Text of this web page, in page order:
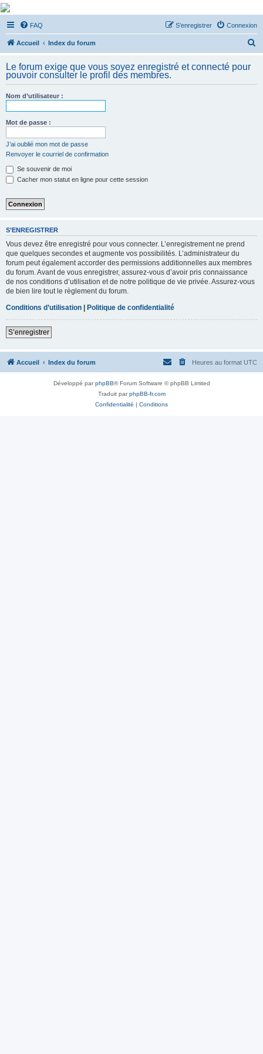
De Musicae Militari -
Forums
Forums de discussions
FAQ Connexion
S’enregistrer
Accueil Index du forum
h
Le forum exige que vous soyez enregistré et connecté pour
pouvoir consulter le profil des membres.
Nom d’utilisateur :
Mot de passe :
J’ai oublié mon mot de passe
Renvoyer le courriel de confirmation
Se souvenir de moi
Cacher mon statut en ligne pour cette session
S’ENREGISTRER
Vous devez être enregistré pour vous connecter. L’enregistrement ne prend
que quelques secondes et augmente vos possibilités. L’administrateur du
forum peut également accorder des permissions additionnelles aux membres
du forum. Avant de vous enregistrer, assurez-vous d’avoir pris connaissance
de nos conditions d’utilisation et de notre politique de vie privée. Assurez-vous
de bien lire tout le règlement du forum.
Conditions d’utilisation | Politique de confidentialité
S’enregistrer
Accueil Index du forum Heures au format UTC
Développé parphpBB® Forum Software © phpBB Limited
Traduit parphpBB-fr.com
Confidentialité | Conditions